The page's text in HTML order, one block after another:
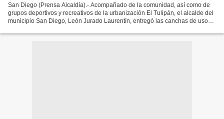
San Diego (Prensa Alcaldía).- Acompañado de la comunidad, así como de
grupos deportivos y recreativos de la urbanización El Tulipán, el alcalde del
municipio San Diego, León Jurado Laurentín, entregó las canchas de usos